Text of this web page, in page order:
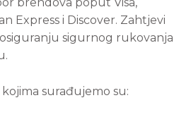
Express i Discover. Zahtjevi
sigurnog rukovanja
surađujemo su: